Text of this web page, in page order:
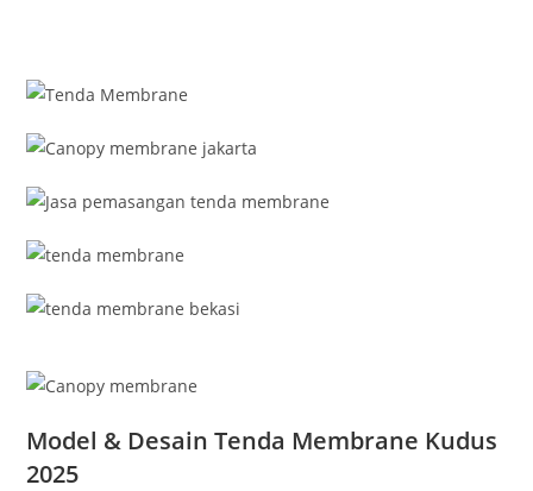
Model & Desain Tenda Membrane Kudus
2025